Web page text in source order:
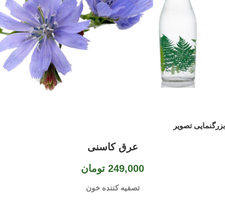
بزرگنمایی تصویر
عرق کاسنی
249,000 تومان
تصفیه کننده خون